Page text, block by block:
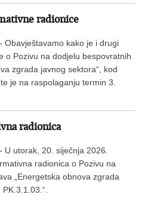
radionice
- Obavještavamo kako je i drugi
o Pozivu na dodjelu bespovratnih
zgrada javnog sektora“, kod
je na raspolaganju termin 3.
radionica
. - U utorak, 20. siječnja 2026.
radionica o Pozivu na
„Energetska obnova zgrada